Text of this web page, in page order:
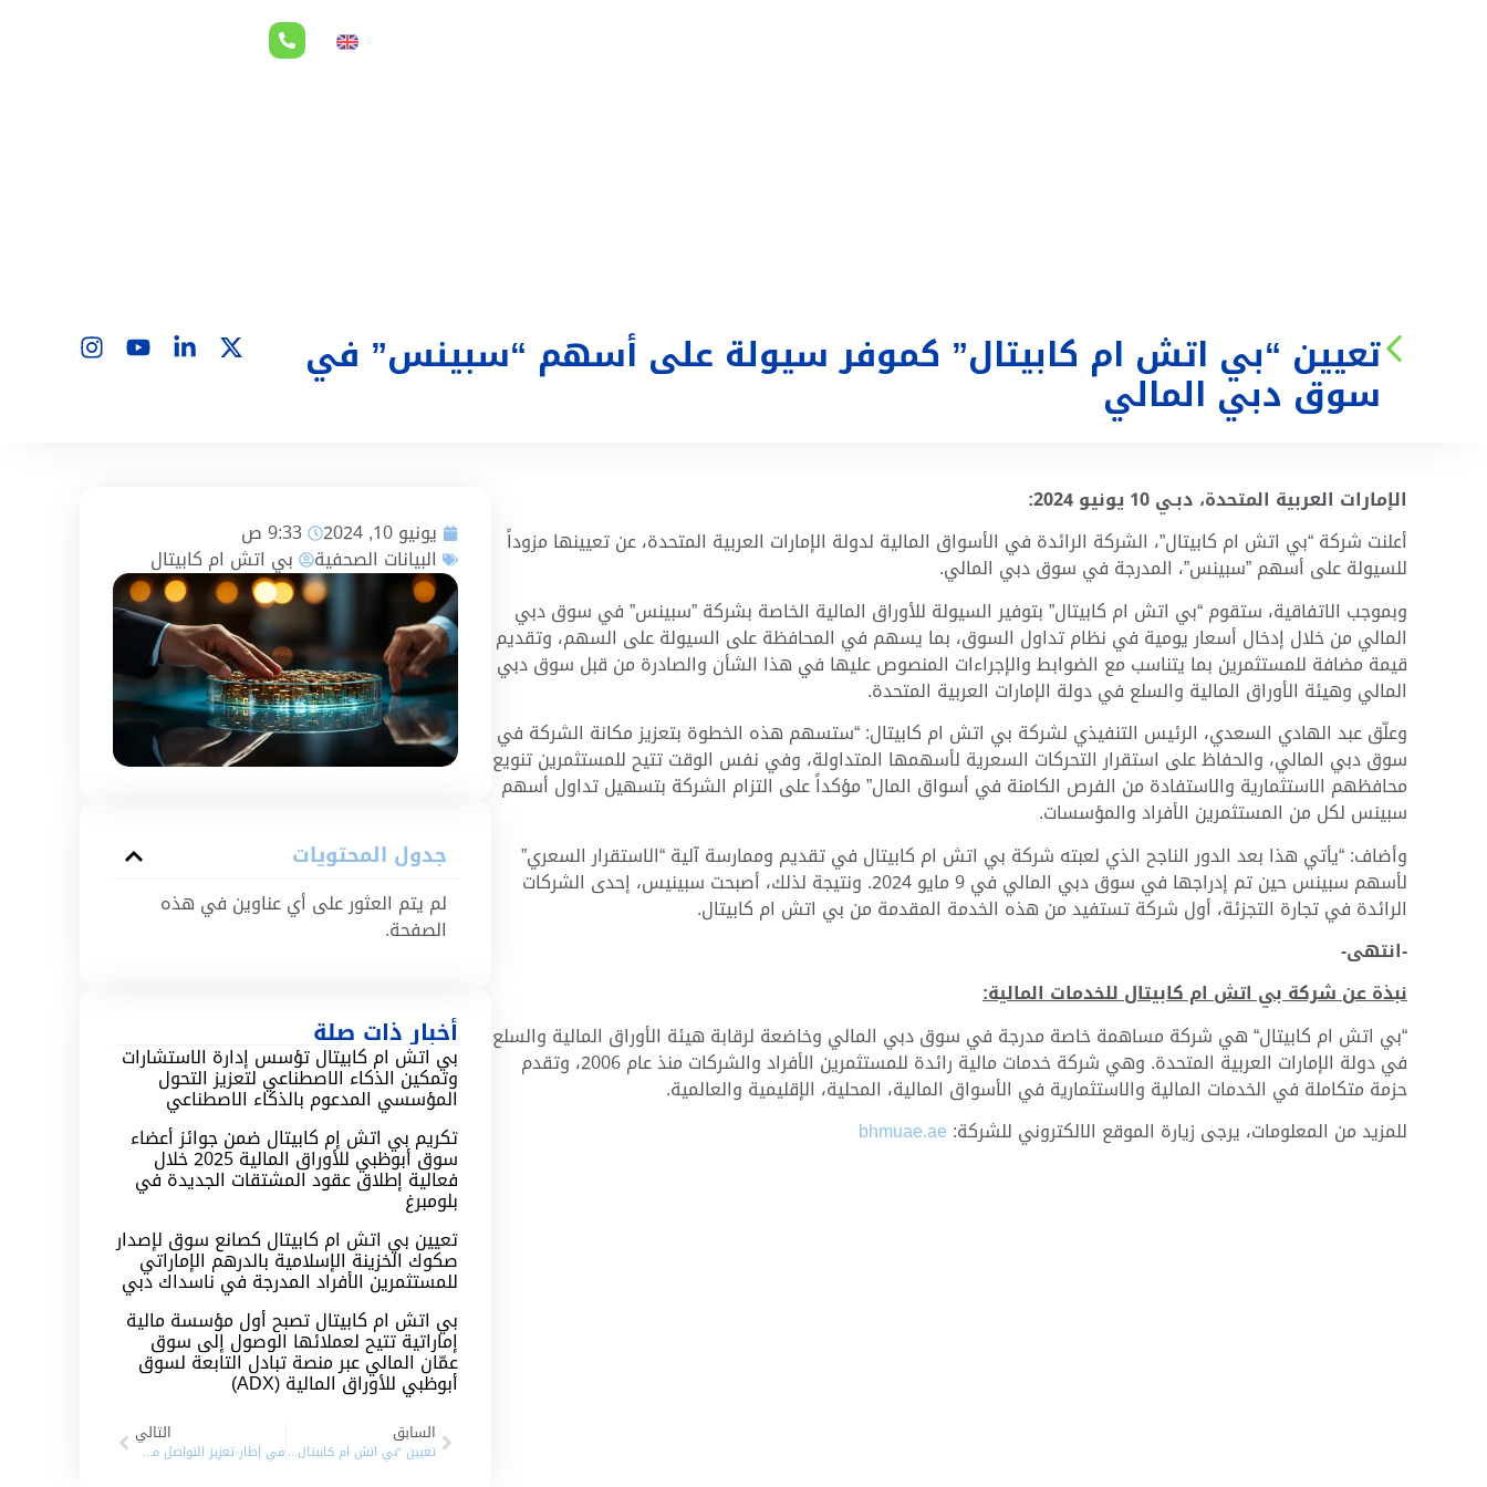
تعيين “بي اتش ام كابيتال” كموفر سيولة على أسهم “سبينس” في
سوق دبي المالي
يونيو 10, 2024 9:33 ص
البيانات الصحفية بي اتش ام كابيتال
جدول المحتويات
لم يتم العثور على أي عناوين في هذه
الصفحة.
أخبار ذات صلة
بي اتش ام كابيتال تؤسس إدارة الاستشارات
وتمكين الذكاء الاصطناعي لتعزيز التحول
المؤسسي المدعوم بالذكاء الاصطناعي
تكريم بي اتش إم كابيتال ضمن جوائز أعضاء
سوق أبوظبي للأوراق المالية 2025 خلال
فعالية إطلاق عقود المشتقات الجديدة في
بلومبرغ
تعيين بي اتش ام كابيتال كصانع سوق لإصدار
صكوك الخزينة الإسلامية بالدرهم الإماراتي
للمستثمرين الأفراد المدرجة في ناسداك دبي
بي اتش ام كابيتال تصبح أول مؤسسة مالية
إماراتية تتيح لعملائها الوصول إلى سوق
عمّان المالي عبر منصة تبادل التابعة لسوق
أبوظبي للأوراق المالية (ADX)
السابق
تعيين “بي اتش ام كابيتال” كموفر سيولة على أسهم “دريك آند سكل انترناشيونال ش.م.ع” في سوق دبي المالي
التالي
في إطار تعزيز التواصل مع الطلاب والخريجين “بي اتش ام كابيتال” تشارك في فعاليات “اليوم المفتوح” بكلية إدارة الأعمال في جامعة الشارقة
الإمارات العربية المتحدة، دبـي 10 يونيو 2024:
أعلنت شركة “بي اتش ام كابيتال”، الشركة الرائدة في الأسواق المالية لدولة الإمارات العربية المتحدة، عن تعيينها مزوداً
للسيولة على أسهم ”سبينس”، المدرجة في سوق دبي المالي.
وبموجب الاتفاقية، ستقوم “بي اتش ام كابيتال” بتوفير السيولة للأوراق المالية الخاصة بشركة ”سبينس” في سوق دبي
المالي من خلال إدخال أسعار يومية في نظام تداول السوق، بما يسهم في المحافظة على السيولة على السهم، وتقديم
قيمة مضافة للمستثمرين بما يتناسب مع الضوابط والإجراءات المنصوص عليها في هذا الشأن والصادرة من قبل سوق دبي
المالي وهيئة الأوراق المالية والسلع في دولة الإمارات العربية المتحدة.
وعلّق عبد الهادي السعدي، الرئيس التنفيذي لشركة بي اتش ام كابيتال: “ستسهم هذه الخطوة بتعزيز مكانة الشركة في
سوق دبي المالي، والحفاظ على استقرار التحركات السعرية لأسهمها المتداولة، وفي نفس الوقت تتيح للمستثمرين تنويع
محافظهم الاستثمارية والاستفادة من الفرص الكامنة في أسواق المال” مؤكداً على التزام الشركة بتسهيل تداول أسهم
سبينس لكل من المستثمرين الأفراد والمؤسسات.
وأضاف: “يأتي هذا بعد الدور الناجح الذي لعبته شركة بي اتش ام كابيتال في تقديم وممارسة آلية “الاستقرار السعري”
لأسهم سبينس حين تم إدراجها في سوق دبي المالي في 9 مايو 2024. ونتيجة لذلك، أصبحت سبينيس، إحدى الشركات
الرائدة في تجارة التجزئة، أول شركة تستفيد من هذه الخدمة المقدمة من بي اتش ام كابيتال.
-انتهى-
نبذة عن شركة بي اتش ام كابيتال للخدمات المالية:
“بي اتش ام كابيتال“ هي شركة مساهمة خاصة مدرجة في سوق دبي المالي وخاضعة لرقابة هيئة الأوراق المالية والسلع
في دولة الإمارات العربية المتحدة. وهي شركة خدمات مالية رائدة للمستثمرين الأفراد والشركات منذ عام 2006، وتقدم
حزمة متكاملة في الخدمات المالية والاستثمارية في الأسواق المالية، المحلية، الإقليمية والعالمية.
للمزيد من المعلومات، يرجى زيارة الموقع الالكتروني للشركة: bhmuae.ae